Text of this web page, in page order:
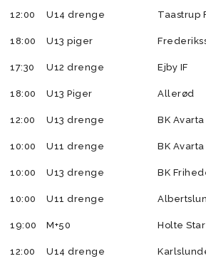
Træningstider
12:00 U14 drenge Taastrup
18:00 U13 piger
17:30 U12 drenge Ejby IF
18:00 U13 Piger Allerød
12:00 U13 drenge BK Avarta
10:00 U11 drenge BK Avarta
10:00 U13 drenge BK
10:00 U11 drenge
19:00 M+50 Holte
12:00 U14 drenge